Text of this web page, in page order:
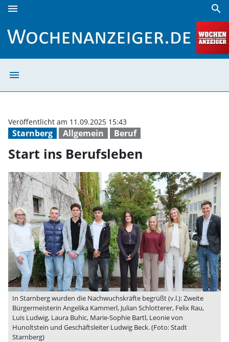
menu search
menu
Starnberg Allgemein Beruf
Veröffentlicht am 11.09.2025 15:43
Start ins Berufsleben
In Starnberg wurden die Nachwuchskräfte begrüßt (v.l.): Zweite
Bürgermeisterin Angelika Kammerl, Julian Schlotterer, Felix Rau,
Luis Ludwig, Laura Buhic, Marie-Sophie Bartl, Leonie von
Hunoltstein und Geschäftsleiter Ludwig Beck. (Foto: Stadt
Starnberg)